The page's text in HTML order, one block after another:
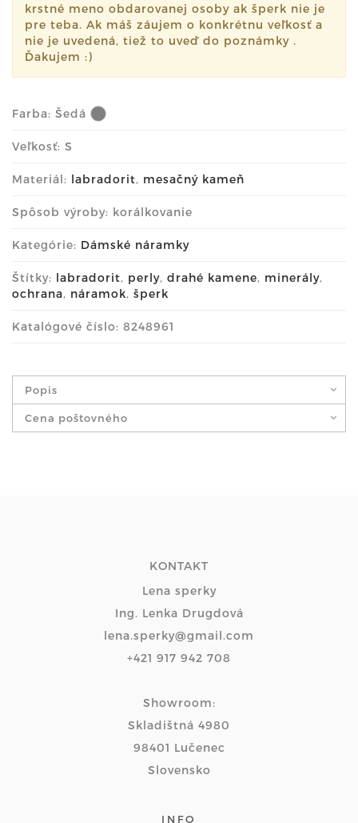
krstné meno obdarovanej osoby ak šperk nie je
pre teba. Ak máš záujem o konkrétnu veľkosť a
nie je uvedená, tiež to uveď do poznámky .
Ďakujem :)
Farba: Šedá
Veľkosť: S
Materiál: labradorit, mesačný kameň
Spôsob výroby: korálkovanie
Kategórie: Dámské náramky
Štítky: labradorit, perly, drahé kamene, minerály,
ochrana, náramok, šperk
Katalógové číslo: 8248961
Popis
Cena poštovného
KONTAKT
Lena sperky
Ing. Lenka Drugdová
lena.sperky@gmail.com
+421 917 942 708
Showroom:
Skladištná 4980
98401 Lučenec
Slovensko
INFO